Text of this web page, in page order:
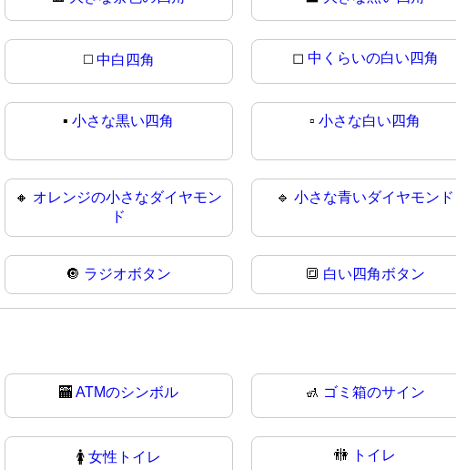
◻️ 中白四角 ◻ 中くらいの白い四角
▪小さな黒い四角 ▫️小さな白い四角
🔸 オレンジの小さなダイヤモン
ド
🔹小さな青いダイヤモンド
🔘 ラジオボタン 🔳 白い四角ボタン
🏧ATMのシンボル 🚮 ゴミ箱のサイン
🚺女性トイレ 🚻 トイレ